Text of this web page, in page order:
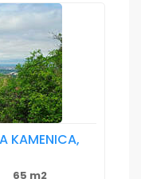
KAMENICA,
65 m2